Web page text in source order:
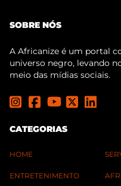
SOBRE NÓS
A Africanize é um portal
universo negro, levando
meio das mídias sociais.
CATEGORIAS
HOME
ENTRETENIMENTO